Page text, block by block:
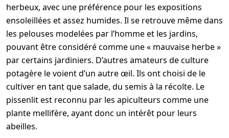
herbeux, avec une préférence pour les expositions
ensoleillées et assez humides. Il se retrouve même dans
les pelouses modelées par l’homme et les jardins,
pouvant être considéré comme une « mauvaise herbe »
par certains jardiniers. D’autres amateurs de culture
potagère le voient d’un autre œil. Ils ont choisi de le
cultiver en tant que salade, du semis à la récolte. Le
pissenlit est reconnu par les apiculteurs comme une
plante mellifère, ayant donc un intérêt pour leurs
abeilles.